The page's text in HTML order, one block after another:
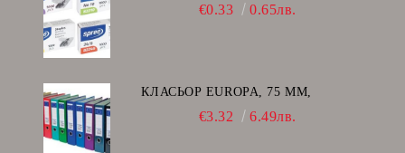
€0.33 0.65лв.
КЛАСЬОР EUROPA, 75 ММ,
€3.32 6.49лв.